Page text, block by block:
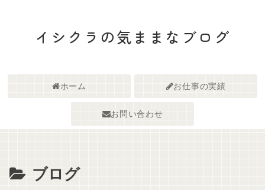
イシクラの気ままなブログ
ホーム お仕事の実績
お問い合わせ
ブログ